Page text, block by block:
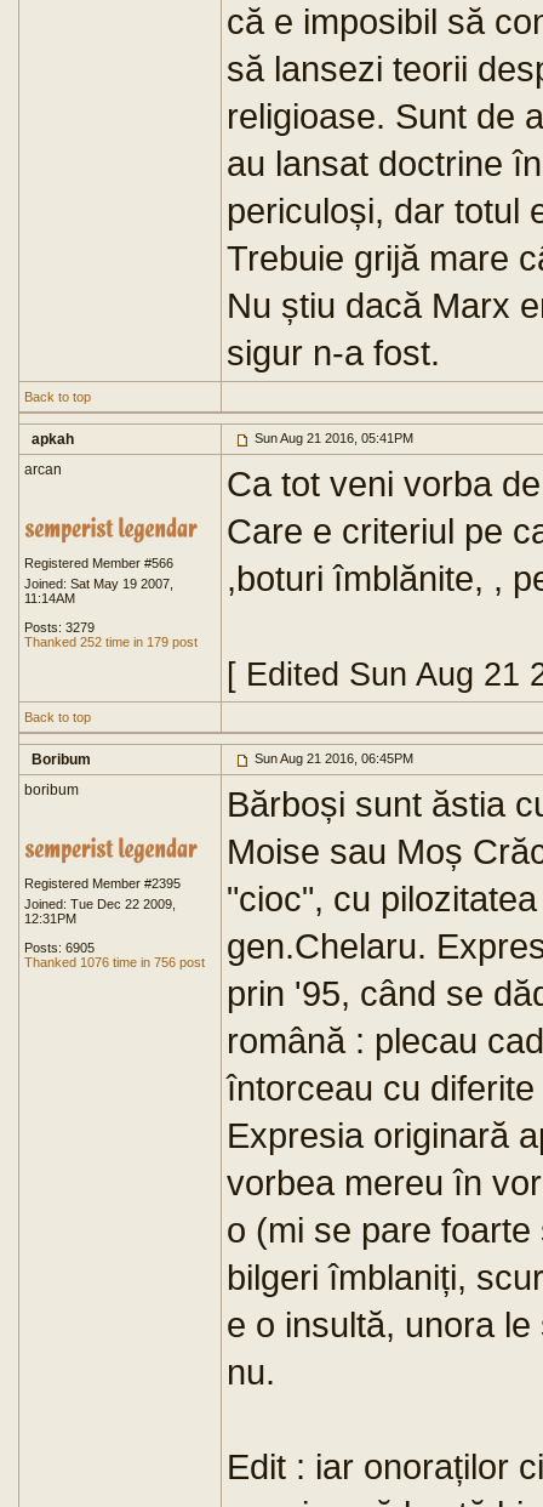
că e imposibil să
să lansezi teorii
religioase. Sunt de
au lansat doctrine
periculoși, dar totul
Trebuie grijă mare
Nu știu dacă Marx
sigur n-a fost.
Back to top
apkah Sun Aug 21 2016, 05:41PM
arcan
Registered Member #566
Joined: Sat May 19 2007,
11:14AM
Posts: 3279
Thanked 252 time in 179 post
Ca tot veni vorba
Care e criteriul pe
,boturi îmblănite, ,
[ Edited Sun Aug 21
Back to top
Boribum Sun Aug 21 2016, 06:45PM
boribum
Registered Member #2395
Joined: Tue Dec 22 2009,
12:31PM
Posts: 6905
Thanked 1076 time in 756 post
Bărboși sunt ăstia
Moise sau Moș
"cioc", cu
gen.Chelaru.
prin '95, când se
română : plecau
întorceau cu
Expresia originară
vorbea mereu în
o (mi se pare
bilgeri îmblaniți,
e o insultă, unora
nu.
Edit : iar onoraților